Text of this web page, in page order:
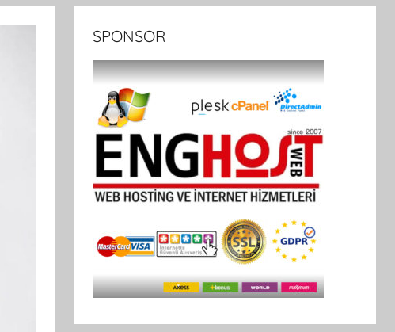
SPONSOR